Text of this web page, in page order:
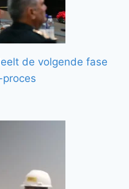
de volgende fase
proces